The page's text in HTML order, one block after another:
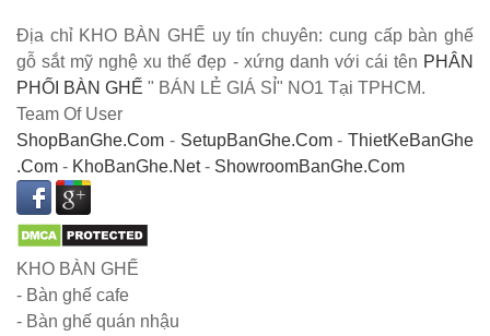
quán cafe
trà sữa nhà
hàng gỗ
cao su
chân sắt
ghế gỗ ash
247
Bàn ghế sắt
Địa chỉ KHO BÀN GHẾ uy tín chuyên: cung cấp bàn ghế
gỗ sắt mỹ nghệ xu thế đẹp - xứng danh với cái tên PHÂN
PHỐI BÀN GHẾ " BÁN LẺ GIÁ SỈ" NO1 Tại TPHCM.
Team Of User
ShopBanGhe.Com - SetupBanGhe.Com- ThietKeBanGhe
.Com - KhoBanGhe.Net- ShowroomBanGhe.Com
KHO BÀN GHẾ
- Bàn ghế cafe
- Bàn ghế quán nhậu